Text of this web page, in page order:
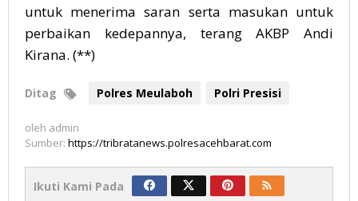
untuk menerima saran serta masukan untuk
perbaikan kedepannya, terang AKBP Andi
Kirana. (**)
Ditag Polres Meulaboh Polri Presisi
oleh admin
Sumber: https://tribratanews.polresacehbarat.com
Ikuti Kami Pada